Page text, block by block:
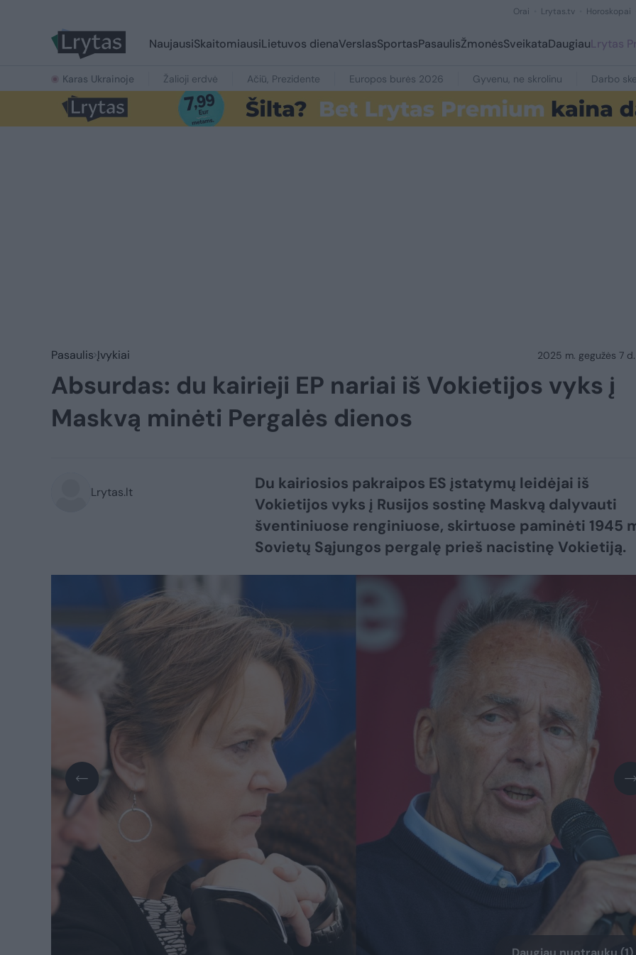
Orai Lrytas.tv Horoskopai
NaujausiSkaitomiausiLietuvos dienaVerslasSportasPasaulisŽmonėsSveikataDaugiauLrytas
Karas Ukrainoje Žalioji erdvė Ačiū, Prezidente Europos burės 2026 Gyvenu, ne skrolinu Darbo
Pasaulis Įvykiai 2025 m. gegužės 7 d.
Absurdas: du kairieji EP nariai iš Vokietijos vyks į
Maskvą minėti Pergalės dienos
Lrytas.lt
Du kairiosios pakraipos ES įstatymų leidėjai iš
Vokietijos vyks į Rusijos sostinę Maskvą dalyvauti
šventiniuose renginiuose, skirtuose paminėti 1945
Sovietų Sąjungos pergalę prieš nacistinę Vokietiją.